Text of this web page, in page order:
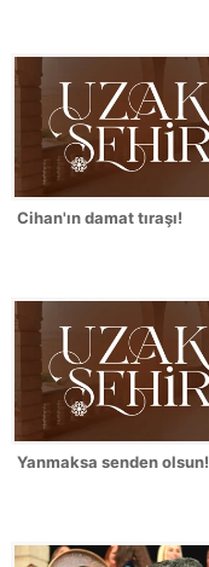
Cihan'ın damat tıraşı!
Yanmaksa senden olsun!